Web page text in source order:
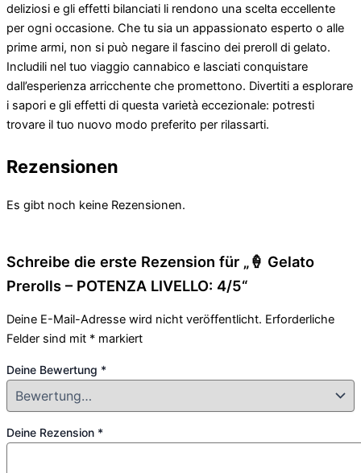
deliziosi e gli effetti bilanciati li rendono una scelta eccellente
per ogni occasione. Che tu sia un appassionato esperto o alle
prime armi, non si può negare il fascino dei preroll di gelato.
Includili nel tuo viaggio cannabico e lasciati conquistare
dall’esperienza arricchente che promettono. Divertiti a esplorare
i sapori e gli effetti di questa varietà eccezionale: potresti
trovare il tuo nuovo modo preferito per rilassarti.
Rezensionen
Es gibt noch keine Rezensionen.
Schreibe die erste Rezension für „🍦 Gelato
Prerolls – POTENZA LIVELLO: 4/5“
Deine E-Mail-Adresse wird nicht veröffentlicht. Erforderliche
Felder sind mit * markiert
Deine Bewertung *
Deine Rezension *